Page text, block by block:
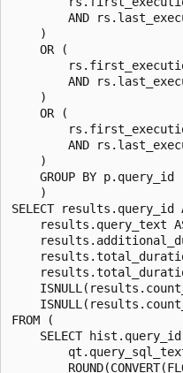
AND
    )
    OR (
AND
    )
    OR (
AND
    )
    GROUP BY p.query_id
    )
SELECT results.query_id
results.query_text
FROM (
SELECT